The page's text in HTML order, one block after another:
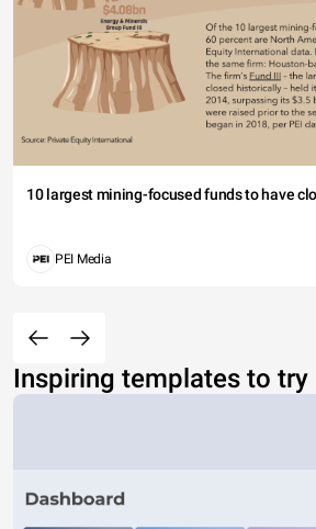
10 largest mining-focused funds to have
PEI Media
Inspiring templates to try